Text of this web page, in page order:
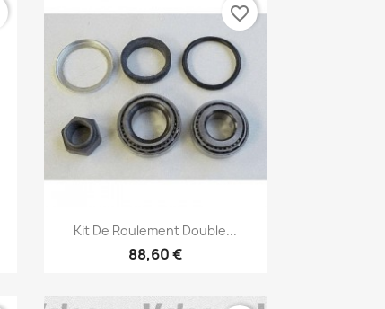
Aperçu rapide
Kit De Roulement Double...
88,60 €
favorite_border